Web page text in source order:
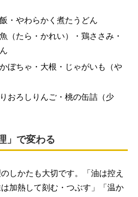
・やわらかく煮たうどん
（たら・かれい）・鶏ささみ・
ぼちゃ・大根・じゃがいも（や
おろしりんご・桃の缶詰（少
」で変わる
しかたも大切です。「油は控え
加熱して刻む・つぶす」「温か